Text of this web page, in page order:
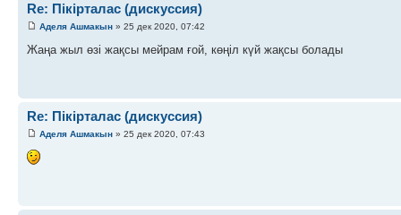
Re: Пікірталас (дискуссия)
Аделя Ашмакын » 25 дек 2020, 07:42
Жаңа жыл өзі жақсы мейрам ғой, көңіл күй жақсы болады
Re: Пікірталас (дискуссия)
Аделя Ашмакын » 25 дек 2020, 07:43